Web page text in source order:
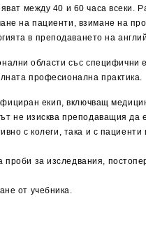
между 40 и 60 часа
на пациенти, взимане на
в преподаването на
области със
професионална практика.
екип, включващ
не изисква преподаващия
с колеги, така и с пациенти
за изследвания,
от учебника.